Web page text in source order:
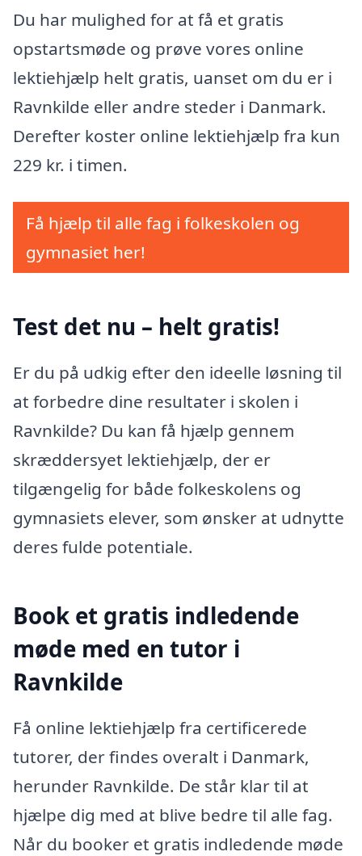
Du har mulighed for at få et gratis
opstartsmøde og prøve vores online
lektiehjælp helt gratis, uanset om du er i
Ravnkilde eller andre steder i Danmark.
Derefter koster online lektiehjælp fra kun
229 kr. i timen.
Få hjælp til alle fag i folkeskolen og
gymnasiet her!
Test det nu – helt gratis!
Er du på udkig efter den ideelle løsning til
at forbedre dine resultater i skolen i
Ravnkilde? Du kan få hjælp gennem
skræddersyet lektiehjælp, der er
tilgængelig for både folkeskolens og
gymnasiets elever, som ønsker at udnytte
deres fulde potentiale.
Book et gratis indledende
møde med en tutor i
Ravnkilde
Få online lektiehjælp fra certificerede
tutorer, der findes overalt i Danmark,
herunder Ravnkilde. De står klar til at
hjælpe dig med at blive bedre til alle fag.
Når du booker et gratis indledende møde